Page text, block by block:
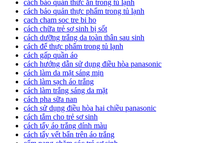
cách bảo quản thức ăn trong tủ lạnh
cách bảo quản thực phẩm trong tủ lạnh
cach cham soc tre bi ho
cách chữa trẻ sơ sinh bị sốt
cách dưỡng trắng da toàn thân sau sinh
cách để thực phẩm trong tủ lạnh
cách gấp quần áo
cách hướng dẫn sử dụng điều hòa panasonic
cách làm da mặt sáng mịn
cách làm sạch áo trắng
cách làm trắng sáng da mặt
cách pha sữa nan
cách sử dụng điều hòa hai chiều panasonic
cách tắm cho trẻ sơ sinh
cách tẩy áo trắng dính màu
cách tẩy vết bẩn trên áo trắng